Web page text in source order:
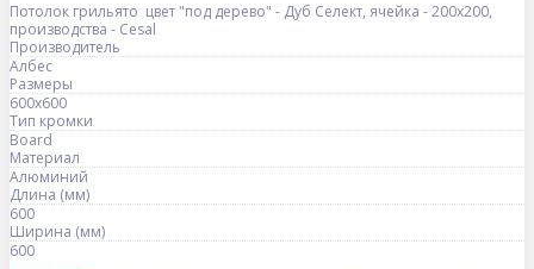
Потолок грильято цвет "под дерево" - Дуб Селект, ячейка - 200x200,
производства - Cesal
Производитель
Албес
Размеры
600x600
Тип кромки
Board
Материал
Алюминий
Длина (мм)
600
Ширина (мм)
600